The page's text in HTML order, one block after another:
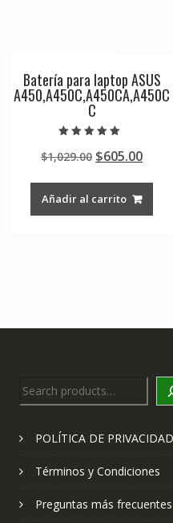
Batería para laptop ASUS
A450,A450C,A450CA,A450C
C
5.00
de 5
$1,029.00 Original
was:
$1,029.00.
$605.00
Añadir al carrito
Search
POLÍTICA DE
Términos y Condiciones
Preguntas más frecuentes